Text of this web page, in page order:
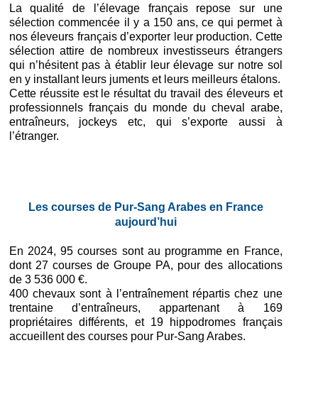
La qualité de l’élevage français repose sur une
sélection commencée il y a 150 ans, ce qui permet à
nos éleveurs français d’exporter leur production. Cette
sélection attire de nombreux investisseurs étrangers
qui n’hésitent pas à établir leur élevage sur notre sol
en y installant leurs juments et leurs meilleurs étalons.
Cette réussite est le résultat du travail des éleveurs et
professionnels français du monde du cheval arabe,
entraîneurs, jockeys etc, qui s’exporte aussi à
l’étranger.
Les courses de Pur-Sang Arabes en France
aujourd’hui
En 2024, 95 courses sont au programme en France,
dont 27 courses de Groupe PA, pour des allocations
de 3 536 000 €.
400 chevaux sont à l’entraînement répartis chez une
trentaine d’entraîneurs, appartenant à 169
propriétaires différents, et 19 hippodromes français
accueillent des courses pour Pur-Sang Arabes.